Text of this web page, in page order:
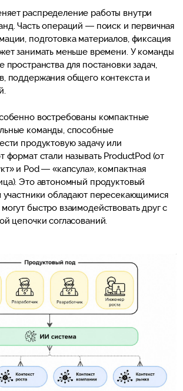
распределение работы внутри
Часть операций — поиск и первичная
подготовка материалов, фиксация
занимать меньше времени. У команды
пространства для постановки задач,
поддержания общего контекста и
востребованы компактные
команды, способные
продуктовую задачу или
формат стали называть ProductPod (от
и Pod — «капсула», компактная
Это автономный продуктовый
участники обладают пересекающимися
быстро взаимодействовать друг с
цепочки согласований.